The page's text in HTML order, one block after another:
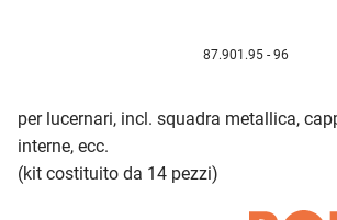
87.901.95 - 96
per lucernari, incl. squadra metallica,
interne, ecc.
(kit costituito da 14 pezzi)